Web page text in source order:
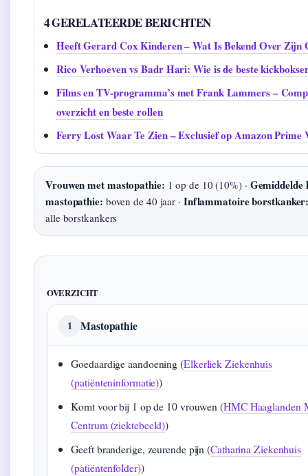
4 GERELATEERDE BERICHTEN
Heeft Gerard Cox Kinderen – Wat Is Bekend Over Zijn
Rico Verhoeven vs Badr Hari: Wie is de beste
Films en TV-programma’s met Frank Lammers –
overzicht en beste rollen
Ferry Lost Waar Te Zien – Exclusief op Amazon Prime
Vrouwen met mastopathie: 1 op de 10 (10%) · Gemiddelde
mastopathie: boven de 40 jaar · Inflammatoire
alle borstkankers
OVERZICHT
1 Mastopathie
Goedaardige aandoening (Elkerliek Ziekenhuis
(patiënteninformatie))
Komt voor bij 1 op de 10 vrouwen (HMC Haaglanden
Centrum (ziektebeeld))
Geeft branderige, zeurende pijn (Catharina Ziekenhuis
(patiëntenfolder))